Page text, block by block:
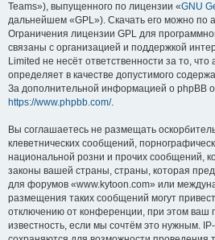
Teams»), выпущенного по лицензии «GNU
дальнейшем «GPL»). Скачать его можно по
Ограничения лицензии GPL для
связаны с организацией и поддержкой
Limited не несёт ответственности за то,
определяет в качестве допустимого
За дополнительной информацией о phpBB
https://www.phpbb.com/.
Вы соглашаетесь не размещать
клеветнических сообщений,
национальной розни и прочих сообщений,
законы вашей страны, страны, которая
для форумов «www.kytoon.com» или
размещения таких сообщений могут
отключению от конференции, при этом ваш
известность, если мы сочтём это нужным.